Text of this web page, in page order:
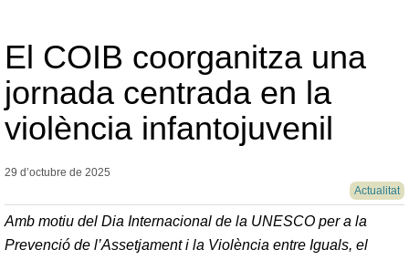
El COIB coorganitza una
jornada centrada en la
violència infantojuvenil
29 d’octubre de 2025
Actualitat
Amb motiu del Dia Internacional de la UNESCO per a la
Prevenció de l’Assetjament i la Violència entre Iguals, el